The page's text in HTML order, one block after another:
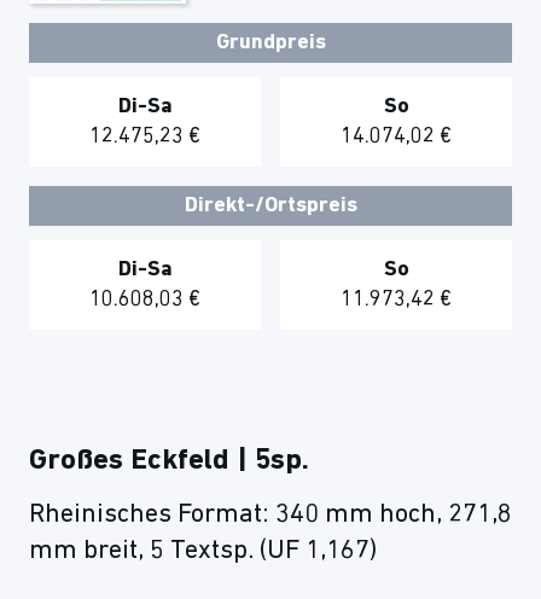
Grundpreis
Di-Sa
12.475,23 €
So
14.074,02 €
Direkt-/Ortspreis
Di-Sa
10.608,03 €
So
11.973,42 €
Großes Eckfeld | 5sp.
Rheinisches Format: 340 mm hoch, 271,8
mm breit, 5 Textsp. (UF 1,167)